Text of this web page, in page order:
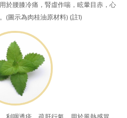
於腰膝冷痛，腎虛作喘，眩暈目赤，心
(圖示為肉桂油原材料) (註1)